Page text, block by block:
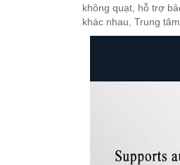
không quạt, hỗ trợ
khác nhau, Trung